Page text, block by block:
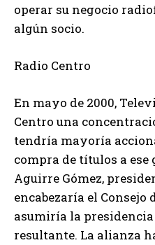
operar su negocio
algún socio.
Radio Centro
En mayo de 2000,
Centro una
tendría mayoría
compra de títulos a
Aguirre Gómez,
encabezaría el
asumiría la
resultante. La alianza